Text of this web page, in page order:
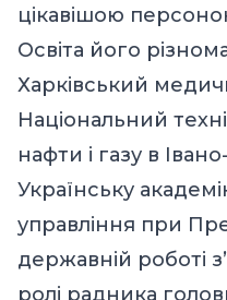
цікавішою
Освіта його
Харківський
Національний
нафти і газу в
Українську
управління при
державній роботі
ролі радника